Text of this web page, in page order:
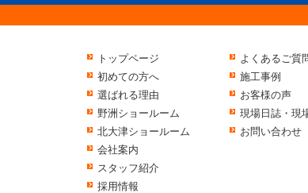
トップページ
初めての方へ
選ばれる理由
野洲ショールーム
北大津ショールーム
会社案内
スタッフ紹介
採用情報
よくあるご質
施工事例
お客様の声
現場日誌・現
お問い合わせ